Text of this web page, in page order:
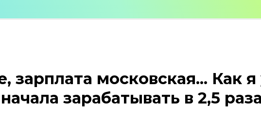
зарплата московская... Как
зарабатывать в 2,5